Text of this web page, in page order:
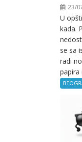
23/
U
kada.
se sa
radi
papira